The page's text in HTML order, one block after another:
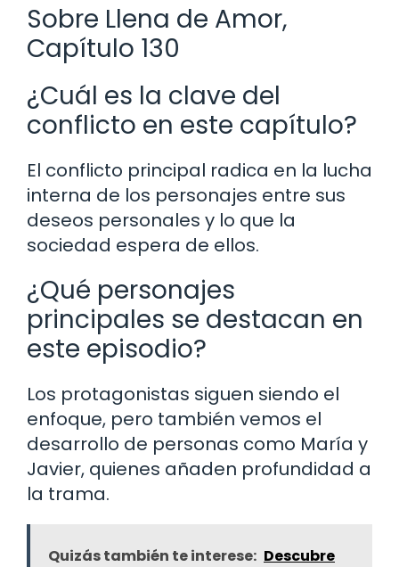
Sobre Llena de Amor,
Capítulo 130
¿Cuál es la clave del
conflicto en este capítulo?
El conflicto principal radica en la lucha
interna de los personajes entre sus
deseos personales y lo que la
sociedad espera de ellos.
¿Qué personajes
principales se destacan en
este episodio?
Los protagonistas siguen siendo el
enfoque, pero también vemos el
desarrollo de personas como María y
Javier, quienes añaden profundidad a
la trama.
Quizás también te interese: Descubre